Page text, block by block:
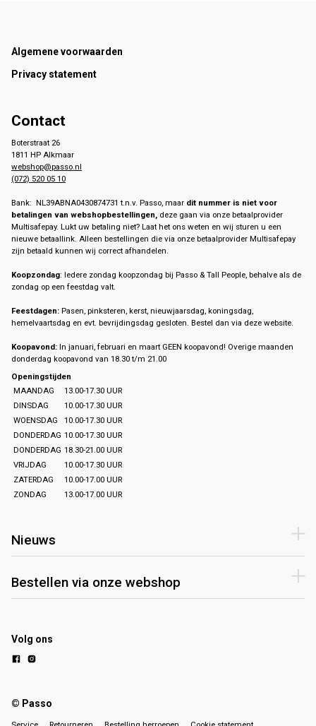
Footer
Algemene voorwaarden
Privacy statement
Contact
Boterstraat 26
1811 HP Alkmaar
webshop@passo.nl
(072) 520 05 10
Bank: NL39ABNA0430874731 t.n.v. Passo, maar dit nummer is niet voor
betalingen van webshopbestellingen, deze gaan via onze betaalprovider
Multisafepay. Lukt uw betaling niet? Laat het ons weten en wij sturen u een
nieuwe betaallink. Alleen bestellingen die via onze betaalprovider Multisafepay
zijn betaald kunnen wij correct afhandelen.
Koopzondag: Iedere zondag koopzondag bij Passo & Tall People, behalve als de
zondag op een feestdag valt.
Feestdagen: Pasen, pinksteren, kerst, nieuwjaarsdag, koningsdag,
hemelvaartsdag en evt. bevrijdingsdag gesloten. Bestel dan via deze website.
Koopavond: In januari, februari en maart GEEN koopavond! Overige maanden
donderdag koopavond van 18.30 t/m 21.00
Openingstijden
MAANDAG
13.00-17.30 UUR
DINSDAG
10.00-17.30 UUR
WOENSDAG
10.00-17.30 UUR
DONDERDAG 10.00-17.30 UUR
DONDERDAG 18.30-21.00 UUR
VRIJDAG
10.00-17.30 UUR
ZATERDAG
10.00-17.00 UUR
ZONDAG
13.00-17.00 UUR
Nieuws
Bestellen via onze webshop
Volg ons
© Passo